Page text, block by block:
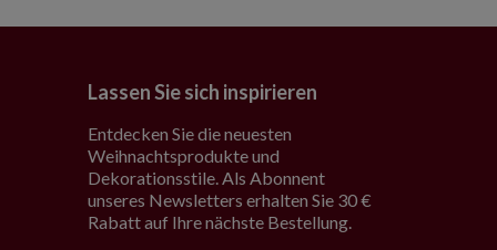
Lassen Sie sich inspirieren
Entdecken Sie die neuesten
Weihnachtsprodukte und
Dekorationsstile. Als Abonnent
unseres Newsletters erhalten Sie 30 €
Rabatt auf Ihre nächste Bestellung.